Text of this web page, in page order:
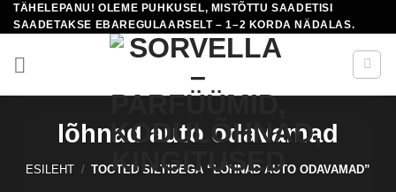
Skip
to
content
TÄHELEPANU! OLEME PUHKUSEL, MISTÕTTU SAADETISI
SAADETAKSE EBAREGULAARSELT – 1–2 KORDA NÄDALAS.
lõhnad auto odavamad
ESILEHT / TOOTED SILTIDEGA “LÕHNAD AUTO ODAVAMAD”